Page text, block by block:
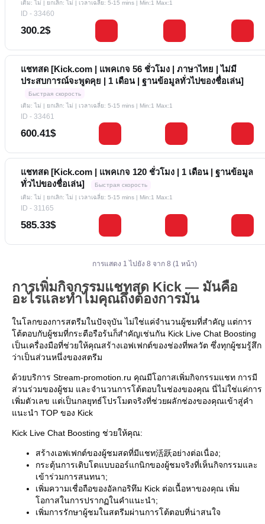
เติม: ไม่ | ยกเลิก: ไม่ | เวลาเฉลี่ย: 5-15 mins | Min:1 Max:1
ID - 33460
300.2$
แชทสด [Kick.com | แพคเกจ 56 ชั่วโมง | ภาษาไทย | ไม่มี
ประสบการณ์จะพูดคุย | 1 เดือน | ฐานข้อมูลทั่วไปของชื่อเล่น]
Быстрая скорость
เติม: ไม่ | ยกเลิก: ไม่ | เวลาเฉลี่ย: 5-15 mins
| Min:1 Max:1
ID - 33461
600.41$
แชทสด [Kick.com | แพคเกจ 120 ชั่วโมง | 1 เดือน | ฐานข้อมูล
ทั่วไปของชื่อเล่น]
Быстрая скорость
เติม: ไม่ | ยกเลิก: ไม่ | เวลาเฉลี่ย: 5-15 mins | Min:1 Max:1
ID - 31165
585.33$
การแสดง 1 ไปยัง 8 จาก 8 (1 หน้า)
การเพิ่มกิจกรรมแชทสด Kick — มันคือ
อะไรและทำไมคุณถึงต้องการมัน
ในโลกของการสตรีมในปัจจุบัน ไม่ใช่แค่จำนวนผู้ชมที่สำคัญ แต่การ
โต้ตอบกับผู้ชมที่กระตือรือร้นก็สำคัญเช่นกัน Kick Live Chat Boosting
เป็นเครื่องมือที่ช่วยให้คุณสร้างเอฟเฟกต์ของช่องที่พลวัต ซึ่งทุกผู้ชมรู้สึก
ว่าเป็นส่วนหนึ่งของสตรีม
ด้วยบริการ Stream-promotion.ru คุณมีโอกาสเพิ่มกิจกรรมแชท การมี
ส่วนร่วมของผู้ชม และจำนวนการโต้ตอบในช่องของคุณ นี่ไม่ใช่แค่การ
เพิ่มตัวเลข แต่เป็นกลยุทธ์โปรโมตจริงที่ช่วยผลักช่องของคุณเข้าสู่คำ
แนะนำ TOP ของ Kick
Kick Live Chat Boosting ช่วยให้คุณ:
สร้างเอฟเฟกต์ของผู้ชมสดที่มีแชท活跃อย่างต่อเนื่อง;
กระตุ้นการเติบโตแบบออร์แกนิกของผู้ชมจริงที่เห็นกิจกรรมและ
เข้าร่วมการสนทนา;
เพิ่มความเชื่อถือของอัลกอริทึม Kick ต่อเนื้อหาของคุณ เพิ่ม
โอกาสในการปรากฏในคำแนะนำ;
เพิ่มการรักษาผู้ชมในสตรีมผ่านการโต้ตอบที่น่าสนใจ